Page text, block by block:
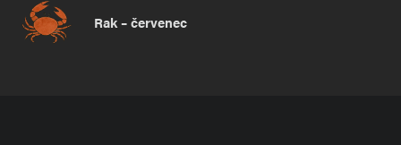
Rak – červenec